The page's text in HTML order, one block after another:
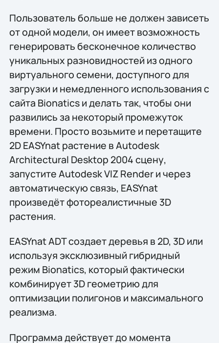
Пользователь больше не должен зависеть
от одной модели, он имеет возможность
генерировать бесконечное количество
уникальных разновидностей из одного
виртуального семени, доступного для
загрузки и немедленного использования с
сайта Bionatics и делать так, чтобы они
развились за некоторый промежуток
времени. Просто возьмите и перетащите
2D EASYnat растение в Autodesk
Architectural Desktop 2004 сцену,
запустите Autodesk VIZ Render и через
автоматическую связь, EASYnat
произведёт фотореалистичные 3D
растения.
EASYnat ADT создает деревья в 2D, 3D или
используя эксклюзивный гибридный
режим Bionatics, который фактически
комбинирует 3D геометрию для
оптимизации полигонов и максимального
реализма.
Программа действует до момента